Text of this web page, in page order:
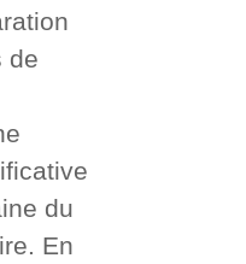
de
du
En